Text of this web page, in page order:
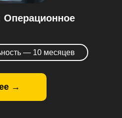
Операционное
→
— 10 месяцев